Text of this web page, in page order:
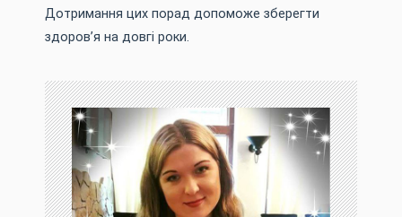
Дотримання цих порад допоможе зберегти
здоров’я на довгі роки.